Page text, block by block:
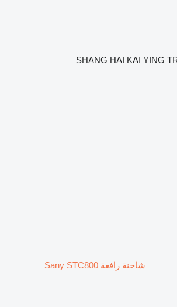
SHANG HAI KAI YING
شاحنة رافعة Sany STC800